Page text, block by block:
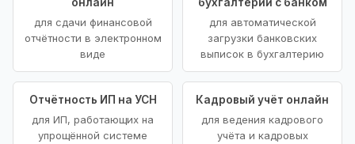
онлайн
для сдачи финансовой
отчётности в электронном
виде
бухгалтерии с банком
для автоматической
загрузки банковских
выписок в бухгалтерию
Отчётность ИП на УСН
для ИП, работающих на
упрощённой системе
Кадровый учёт онлайн
для ведения кадрового
учёта и кадровых